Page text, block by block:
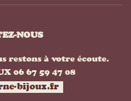
NOUS
restons à votre écoute.
06 67 59 47 08